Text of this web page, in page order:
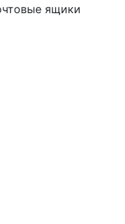
ящики